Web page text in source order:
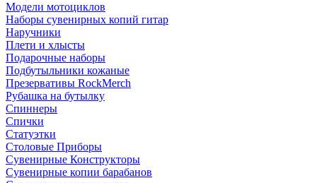
Модели мотоциклов
Наборы сувенирных копий гитар
Наручники
Плети и хлысты
Подарочные наборы
Подбутыльники кожаные
Презервативы RockMerch
Рубашка на бутылку
Спиннеры
Спички
Статуэтки
Столовые Приборы
Сувенирные Конструкторы
Сувенирные копии барабанов